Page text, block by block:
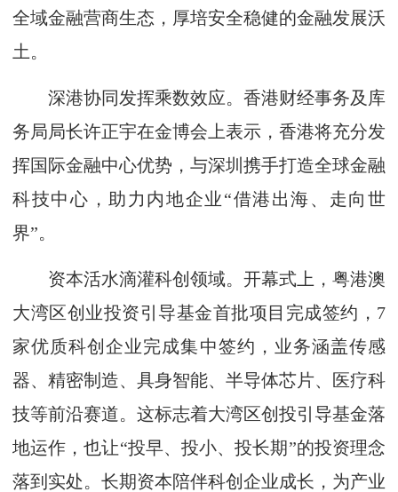
全域金融营商生态，厚培安全稳健的金融发展沃
土。
深港协同发挥乘数效应。香港财经事务及库
务局局长许正宇在金博会上表示，香港将充分发
挥国际金融中心优势，与深圳携手打造全球金融
科技中心，助力内地企业“借港出海、走向世
界”。
资本活水滴灌科创领域。开幕式上，粤港澳
大湾区创业投资引导基金首批项目完成签约，7
家优质科创企业完成集中签约，业务涵盖传感
器、精密制造、具身智能、半导体芯片、医疗科
技等前沿赛道。这标志着大湾区创投引导基金落
地运作，也让“投早、投小、投长期”的投资理念
落到实处。长期资本陪伴科创企业成长，为产业